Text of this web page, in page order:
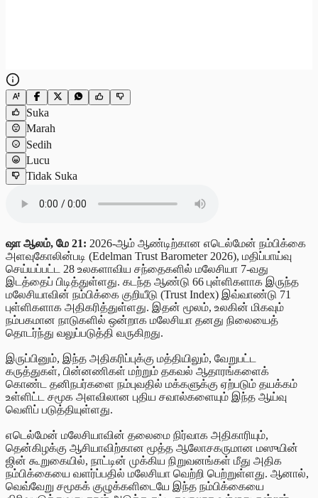
Suka
Marah
Sedih
Lucu
Tidak Suka
ஷா ஆலம், மே 21: 2026-ஆம் ஆண்டிற்கான எடெல்மேன் நம்பிக்கை
அளவுகோலின்படி (Edelman Trust Barometer 2026), மதிப்பாய்வு
செய்யப்பட்ட 28 உலகளாவிய சந்தைகளில் மலேசியா 7-வது
இடத்தைப் பிடித்துள்ளது. கடந்த ஆண்டு 66 புள்ளிகளாக இருந்த
மலேசியாவின் நம்பிக்கை குறியீடு (Trust Index) இவ்வாண்டு 71
புள்ளிகளாக அதிகரித்துள்ளது. இதன் மூலம், உலகின் மிகவும்
நம்பகமான நாடுகளில் ஒன்றாக மலேசியா தனது நிலையைத்
தொடர்ந்து வலுப்படுத்தி வருகிறது.
இருப்பினும், இந்த அதிகரிப்புக்கு மத்தியிலும், வேறுபட்ட
கருத்துகள், பின்னணிகள் மற்றும் தகவல் ஆதாரங்களைக்
கொண்ட தனிநபர்களை நம்புவதில் மக்களுக்கு ஏற்படும் தயக்கம்
உள்ளிட்ட சமூக அளவிலான புதிய சவால்களையும் இந்த ஆய்வு
வெளிப் படுத்தியுள்ளது.
எடெல்மேன் மலேசியாவின் தலைமை நிர்வாக அதிகாரியும்,
தென்கிழக்கு ஆசியாவிற்கான மூத்த ஆலோசகருமான மஸுயின்
ஜின் கூறுகையில், நாட்டின் முக்கிய நிறுவனங்கள் மீது அதிக
நம்பிக்கையை வளர்ப்பதில் மலேசியா வெற்றி பெற்றுள்ளது. ஆனால்,
வெவ்வேறு சமூகக் குழுக்களிடையே இந்த நம்பிக்கையை